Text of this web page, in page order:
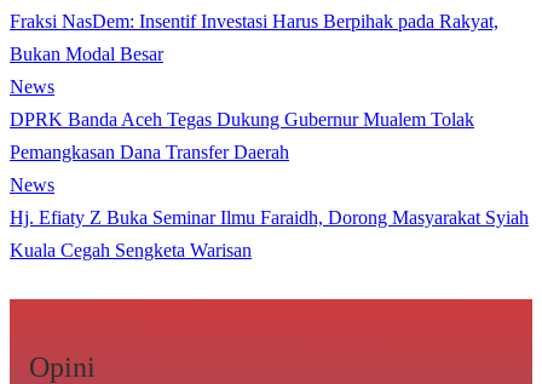
Fraksi NasDem: Insentif Investasi Harus Berpihak pada Rakyat,
Bukan Modal Besar
News
DPRK Banda Aceh Tegas Dukung Gubernur Mualem Tolak
Pemangkasan Dana Transfer Daerah
News
Hj. Efiaty Z Buka Seminar Ilmu Faraidh, Dorong Masyarakat Syiah
Kuala Cegah Sengketa Warisan
Opini